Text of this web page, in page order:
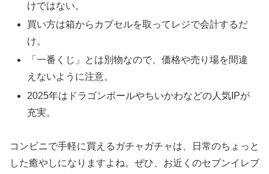
けではない。
買い方は箱からカプセルを取ってレジで会計するだ
け。
「一番くじ」とは別物なので、価格や売り場を間違
えないように注意。
2025年はドラゴンボールやちいかわなどの人気IPが
充実。
コンビニで手軽に買えるガチャガチャは、日常のちょっと
した癒やしになりますよね。ぜひ、お近くのセブンイレブ